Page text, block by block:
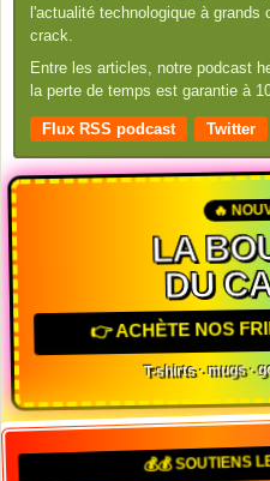
l'actualité technologique à
crack.
Entre les articles, notre podcast
la perte de temps est garantie à
Flux RSS podcast Twitter
🔥
LA
DU
👉 ACHÈTE NOS
T-shirts · mugs ·
💰💰 SOUTIENS